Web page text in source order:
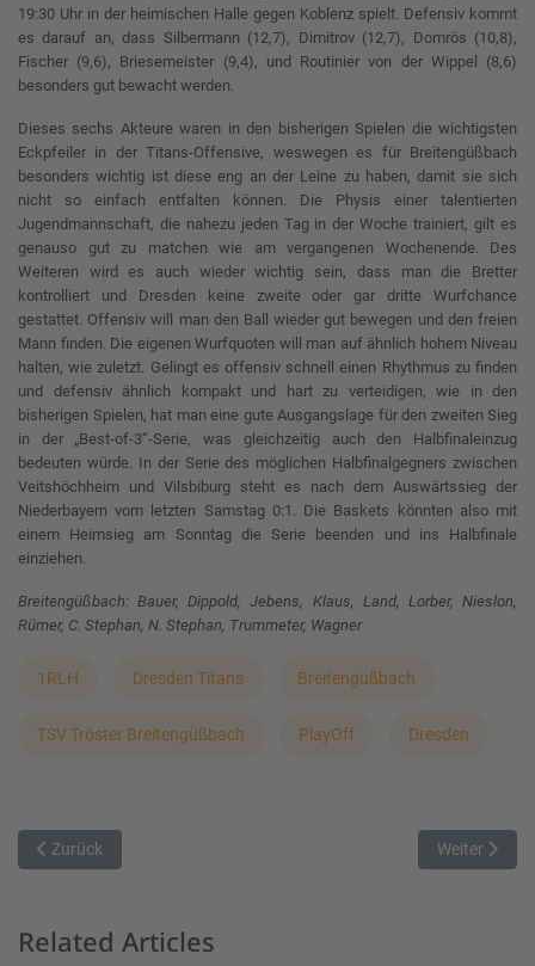
19:30 Uhr in der heimischen Halle gegen Koblenz spielt. Defensiv kommt
es darauf an, dass Silbermann (12,7), Dimitrov (12,7), Domrös (10,8),
Fischer (9,6), Briesemeister (9,4), und Routinier von der Wippel (8,6)
besonders gut bewacht werden.
Dieses sechs Akteure waren in den bisherigen Spielen die wichtigsten
Eckpfeiler in der Titans-Offensive, weswegen es für Breitengüßbach
besonders wichtig ist diese eng an der Leine zu haben, damit sie sich
nicht so einfach entfalten können. Die Physis einer talentierten
Jugendmannschaft, die nahezu jeden Tag in der Woche trainiert, gilt es
genauso gut zu matchen wie am vergangenen Wochenende. Des
Weiteren wird es auch wieder wichtig sein, dass man die Bretter
kontrolliert und Dresden keine zweite oder gar dritte Wurfchance
gestattet. Offensiv will man den Ball wieder gut bewegen und den freien
Mann finden. Die eigenen Wurfquoten will man auf ähnlich hohem Niveau
halten, wie zuletzt. Gelingt es offensiv schnell einen Rhythmus zu finden
und defensiv ähnlich kompakt und hart zu verteidigen, wie in den
bisherigen Spielen, hat man eine gute Ausgangslage für den zweiten Sieg
in der „Best-of-3“-Serie, was gleichzeitig auch den Halbfinaleinzug
bedeuten würde. In der Serie des möglichen Halbfinalgegners zwischen
Veitshöchheim und Vilsbiburg steht es nach dem Auswärtssieg der
Niederbayern vom letzten Samstag 0:1. Die Baskets könnten also mit
einem Heimsieg am Sonntag die Serie beenden und ins Halbfinale
einziehen.
Breitengüßbach: Bauer, Dippold, Jebens, Klaus, Land, Lorber, Nieslon,
Rümer, C. Stephan, N. Stephan, Trummeter, Wagner
1RLH Dresden Titans Breitengüßbach
TSV Tröster Breitengüßbach PlayOff Dresden
Vorheriger Beitrag: Erstes Entscheidungsspiel in den Playoffs
Zurück Nächster
Weiter
Related Articles